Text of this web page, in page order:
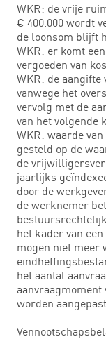
WKR: de vrije
€ 400.000 wordt
de loonsom blijft
WKR: er komt
vergoeden van
WKR: de
vanwege het
vervolg met de
van het volgende
WKR: waarde
gesteld op de
de
jaarlijks
door de
de werknemer
het kader van
mogen niet meer
het aantal
worden aangepast